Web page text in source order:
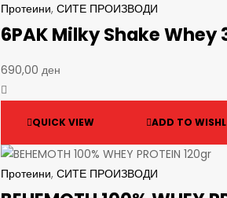
Протеини, СИТЕ ПРОИЗВОДИ
6PAK Milky Shake Whey
690,00 ден
QUICK VIEW ADD TO
Протеини, СИТЕ ПРОИЗВОДИ